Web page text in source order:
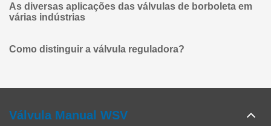
As diversas aplicações das válvulas de borboleta em
várias indústrias
Como distinguir a válvula reguladora?
Válvula Manual WSV